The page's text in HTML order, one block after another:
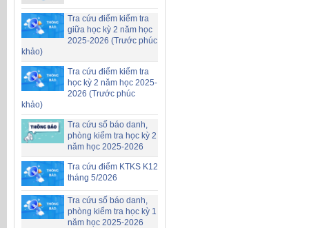
Tra cứu điểm kiểm tra
giữa học kỳ 2 năm học
2025-2026 (Trước phúc
khảo)
Tra cứu điểm kiểm tra
học kỳ 2 năm học 2025-
2026 (Trước phúc
khảo)
Tra cứu số báo danh,
phòng kiểm tra học kỳ 2
năm học 2025-2026
Tra cứu điểm KTKS K12
tháng 5/2026
Tra cứu số báo danh,
phòng kiểm tra học kỳ 1
năm học 2025-2026